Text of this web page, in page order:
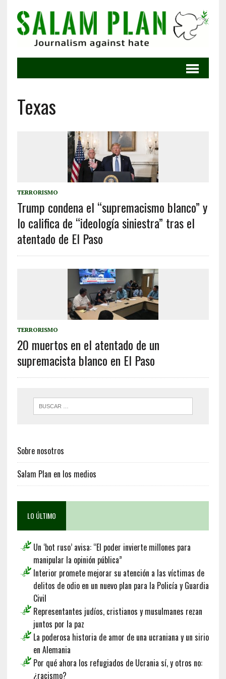
Texas
TERRORISMO
Trump condena el “supremacismo blanco” y
lo califica de “ideología siniestra” tras el
atentado de El Paso
TERRORISMO
20 muertos en el atentado de un
supremacista blanco en El Paso
Sobre nosotros
Salam Plan en los medios
LO ÚLTIMO
Un ‘bot ruso’ avisa: “El poder invierte millones para
manipular la opinión pública”
Interior promete mejorar su atención a las víctimas de
delitos de odio en un nuevo plan para la Policía y Guardia
Civil
Representantes judíos, cristianos y musulmanes rezan
juntos por la paz
La poderosa historia de amor de una ucraniana y un sirio
en Alemania
Por qué ahora los refugiados de Ucrania sí, y otros no:
¿racismo?